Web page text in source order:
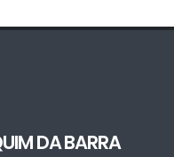
DA BARRA